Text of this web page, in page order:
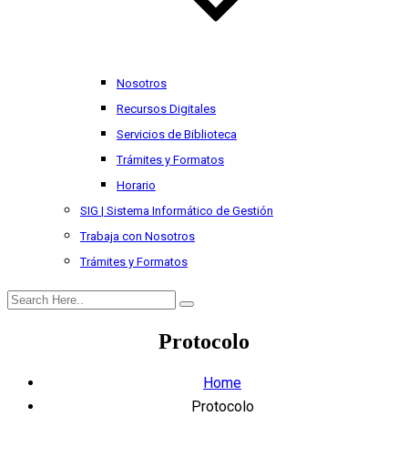
Nosotros
Recursos Digitales
Servicios de Biblioteca
Trámites y Formatos
Horario
SIG | Sistema Informático de Gestión
Trabaja con Nosotros
Trámites y Formatos
Protocolo
Home
Protocolo